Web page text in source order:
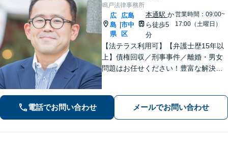
鳴戸法律事務所
広
島
県
|
広島
市中
区
本通駅 か
ら徒歩5
分
営業時間：09:00~
17:00（土曜日）
【法テラス利用可】【弁護士歴15年以
上】債権回収／刑事事件／離婚・男女
問題はお任せください！豊富な解決実
談】【完全個室相談】【休日・夜間対
応可】【本通駅5分】
電話でお問い合わせ メールでお問い合わせ